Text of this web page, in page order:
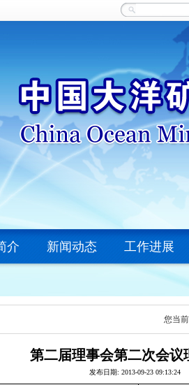
介 新闻动态 工作进展
您当
第二届理事会第二次会议
发布日期: 2013-09-23 09:13:24